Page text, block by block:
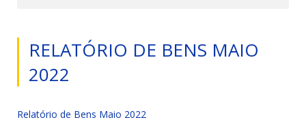
RELATÓRIO DE BENS MAIO
2022
Relatório de Bens Maio 2022